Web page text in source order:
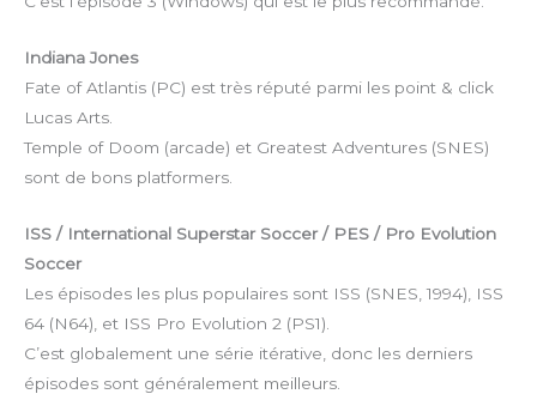
Indiana Jones
Fate of Atlantis (PC) est très réputé parmi les point & click
Lucas Arts.
Temple of Doom (arcade) et Greatest Adventures (SNES)
sont de bons platformers.
ISS / International Superstar Soccer / PES / Pro Evolution
Soccer
Les épisodes les plus populaires sont ISS (SNES, 1994), ISS
64 (N64), et ISS Pro Evolution 2 (PS1).
C’est globalement une série itérative, donc les derniers
épisodes sont généralement meilleurs.